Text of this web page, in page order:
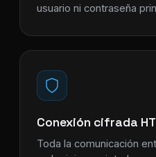
usuario ni contraseña
Conexión cifrada
Toda la comunicación